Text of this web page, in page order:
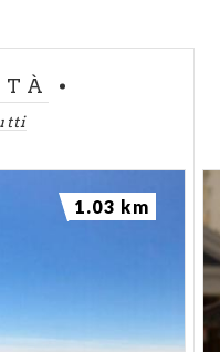
1.03 km